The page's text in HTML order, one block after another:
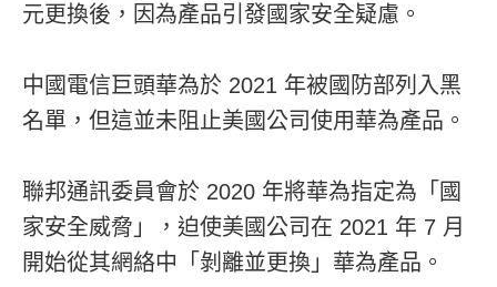
元更換後，因為產品引發國家安全疑慮。
中國電信巨頭華為於 2021 年被國防部列入黑
名單，但這並未阻止美國公司使用華為產品。
聯邦通訊委員會於 2020 年將華為指定為「國
家安全威脅」，迫使美國公司在 2021 年 7 月
開始從其網絡中「剝離並更換」華為產品。